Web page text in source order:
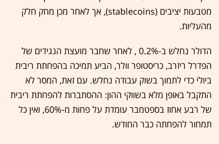
מטבעות יציבים (stablecoins), אך לאחר מכן מחק חלק
מהעליות.
הדולר נחלש ב-0.2% , לאחר שחבר מועצת הנגידים של
הפדרל ריזרב, כריסטופר וולר, הביע תמיכה בהפחתת ריבית
ביולי כדי לתמוך בשוק עבודה נחלש. עם זאת, המסר לא
התקבל באופן מלא בשווקי ההון: ההסתברות להפחתת ריבית
של רבע אחוז בספטמבר עומדת על פחות מ-60%, ואין כל
תמחור להפחתה כבר החודש.